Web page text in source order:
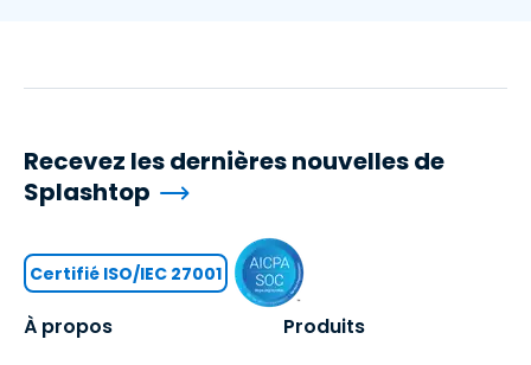
À propos Produits
Recevez les dernières nouvelles de
Splashtop
Certifié ISO/IEC 27001